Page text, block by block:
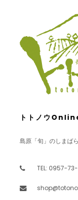
トトノウ
島原「旬」のしまば
TEL: 0957-